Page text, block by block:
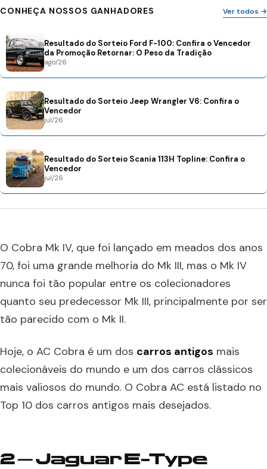
CONHEÇA NOSSOS GANHADORES Ver todos →
Resultado do Sorteio Ford F-100: Confira o Vencedor
da Promoção Retornar: O Peso da Tradição
ago/26
Resultado do Sorteio Jeep Wrangler V6: Confira o
Vencedor
jul/26
Resultado do Sorteio Scania 113H Topline: Confira o
Vencedor
jul/26
O Cobra Mk IV, que foi lançado em meados dos anos
70, foi uma grande melhoria do Mk III, mas o Mk IV
nunca foi tão popular entre os colecionadores
quanto seu predecessor Mk III, principalmente por ser
tão parecido com o Mk II.
Hoje, o AC Cobra é um dos carros antigos mais
colecionáveis do mundo e um dos carros clássicos
mais valiosos do mundo. O Cobra AC está listado no
Top 10 dos carros antigos mais desejados.
2 – Jaguar E-Type